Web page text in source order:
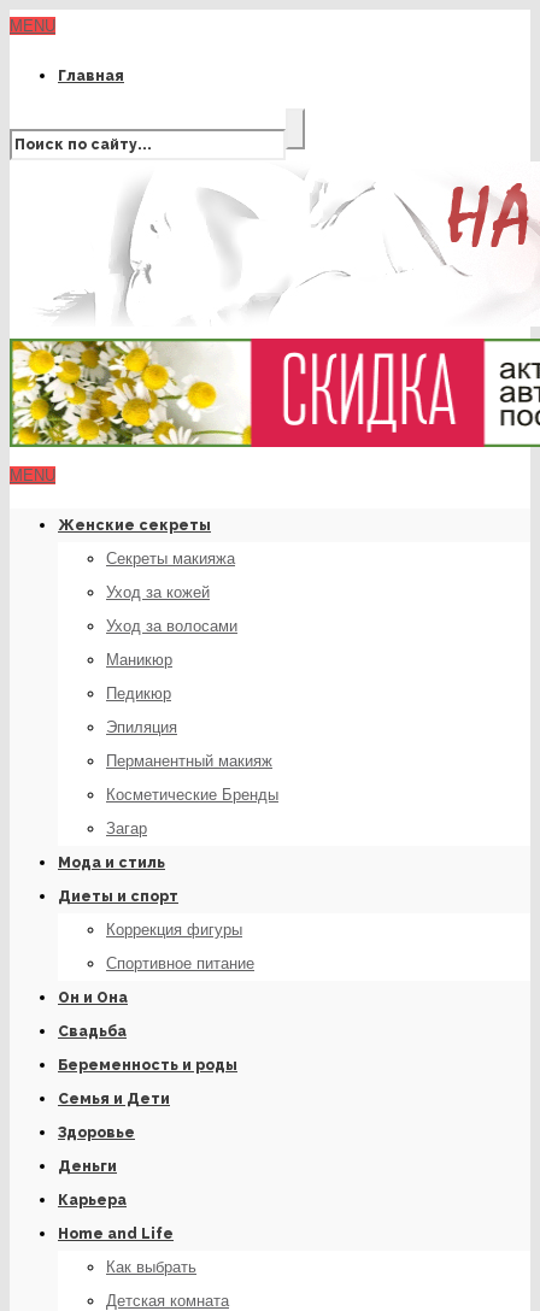
MENU
Главная
MENU
Женские секреты
Секреты макияжа
Уход за кожей
Уход за волосами
Маникюр
Педикюр
Эпиляция
Перманентный макияж
Косметические Бренды
Загар
Мода и стиль
Диеты и спорт
Коррекция фигуры
Спортивное питание
Он и Она
Свадьба
Беременность и роды
Семья и Дети
Здоровье
Деньги
Карьера
Home and Life
Как выбрать
Детская комната